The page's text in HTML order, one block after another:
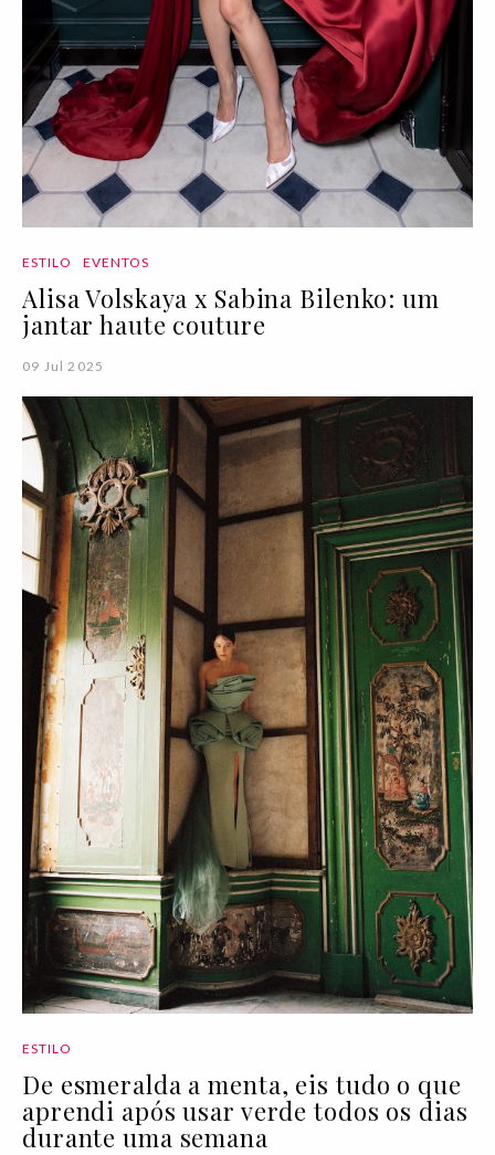
ESTILO EVENTOS
Alisa Volskaya x Sabina Bilenko: um
jantar haute couture
09 Jul 2025
ESTILO
De esmeralda a menta, eis tudo o que
aprendi após usar verde todos os dias
durante uma semana